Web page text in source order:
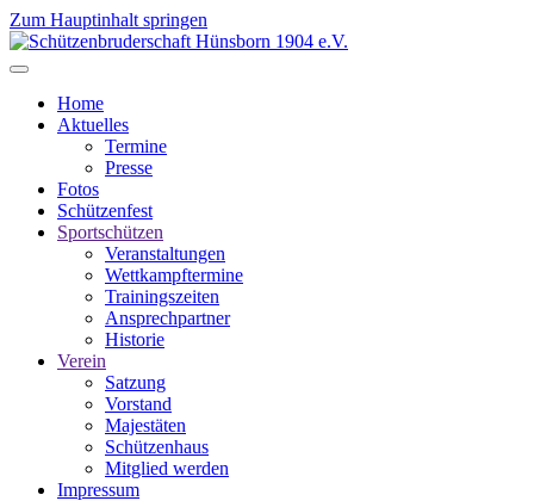
Zum Hauptinhalt springen
Home
Aktuelles
Termine
Presse
Fotos
Schützenfest
Sportschützen
Veranstaltungen
Wettkampftermine
Trainingszeiten
Ansprechpartner
Historie
Verein
Satzung
Vorstand
Majestäten
Schützenhaus
Mitglied werden
Impressum